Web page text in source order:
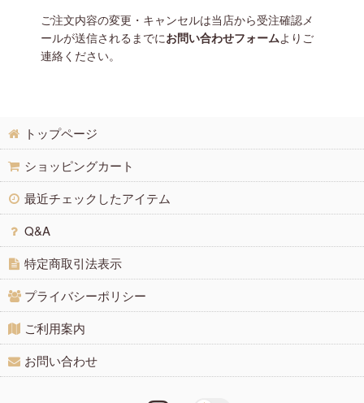
ご注文内容の変更・キャンセルは当店から受注確認メ
ールが送信されるまでにお問い合わせフォームよりご
連絡ください。
トップページ
ショッピングカート
最近チェックしたアイテム
Q&A
特定商取引法表示
プライバシーポリシー
ご利用案内
お問い合わせ